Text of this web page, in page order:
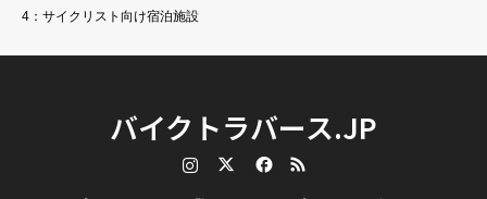
4：サイクリスト向け宿泊施設
バイクトラバース.JP
RSS